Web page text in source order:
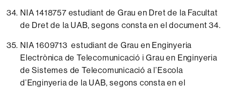
NIA 1418757 estudiant de Grau en Dret de la Facultat
de Dret de la UAB, segons consta en eldocument 34.
NIA 1609713 estudiant de Grau en Enginyeria
Electrònica de Telecomunicació i Grau en Enginyeria
de Sistemes de Telecomunicació a l’Escola
d’Enginyeria de la UAB, segons consta en el